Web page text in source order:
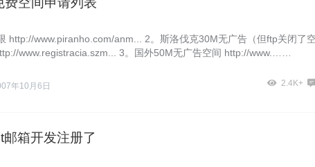
http://www.piranho.com/anm... 2。斯洛伐克30M无广告（但ftp关闭了
www.registracia.szm... 3。国外50M无广告空间 http://www.……
年10月6日 2.4K+
箱开发注册了